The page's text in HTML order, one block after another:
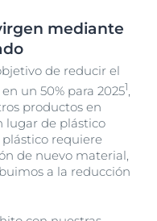
mediante
de reducir el
un 50% para 20251,
productos en
lugar de plástico
requiere
de nuevo material,
a la reducción